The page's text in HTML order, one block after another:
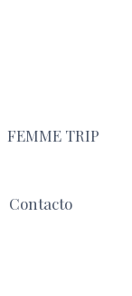
FEMME TRIP
Contacto